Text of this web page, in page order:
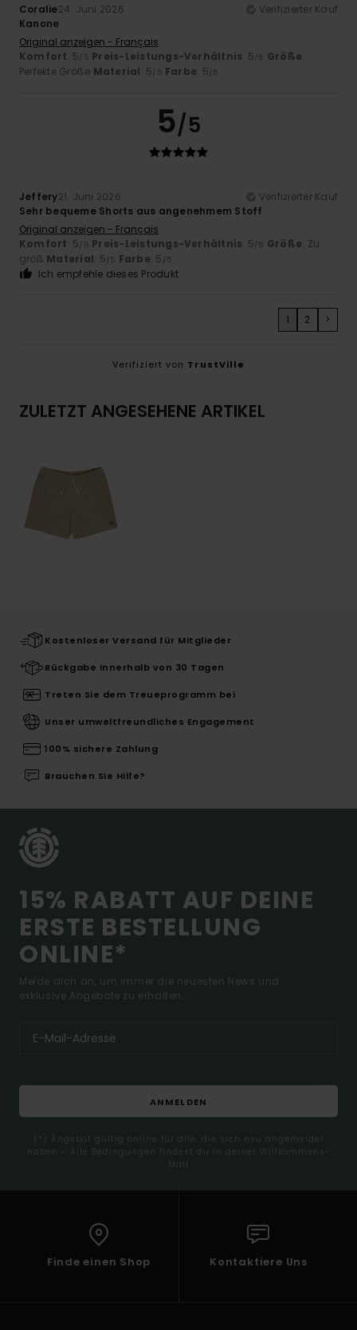
Coralie24. Juni 2026
Verifizierter Kauf
Kanone
Original anzeigen - Français
Komfort: 5/5 Preis-Leistungs-Verhältnis: 5/5 Größe:
Perfekte Größe Material: 5/5 Farbe: 5/5
5/5
Jeffery21. Juni 2026
Verifizierter Kauf
Sehr bequeme Shorts aus angenehmem Stoff
Original anzeigen - Français
Komfort: 5/5 Preis-Leistungs-Verhältnis: 5/5 Größe: Zu
groß Material: 5/5 Farbe: 5 /5
Ich empfehle dieses Produkt
1 2 >
Verifiziert von TrustVille
ZULETZT ANGESEHENE ARTIKEL
Kostenloser Versand für Mitglieder
Rückgabe innerhalb von 30 Tagen
Treten Sie dem Treueprogramm bei
Unser umweltfreundliches Engagement
100% sichere Zahlung
Brauchen Sie Hilfe?
15% RABATT AUF DEINE
ERSTE BESTELLUNG
ONLINE*
Melde dich an, um immer die neuesten News und
exklusive Angebote zu erhalten.
ANMELDEN
(*) Angebot gültig online für alle, die sich neu angemeldet
haben - Alle Bedingungen findest du in deiner Willkommens-
Mail
Finde einen Shop Kontaktiere Uns